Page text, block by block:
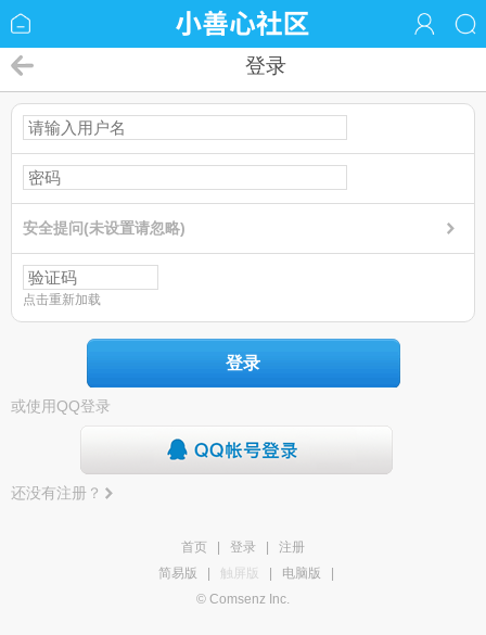
登录
安全提问(未设置请忽略)
点击重新加载
登录
或使用QQ登录
还没有注册？
首页 登录
注册
简易版
触屏版 电脑版
© Comsenz Inc.